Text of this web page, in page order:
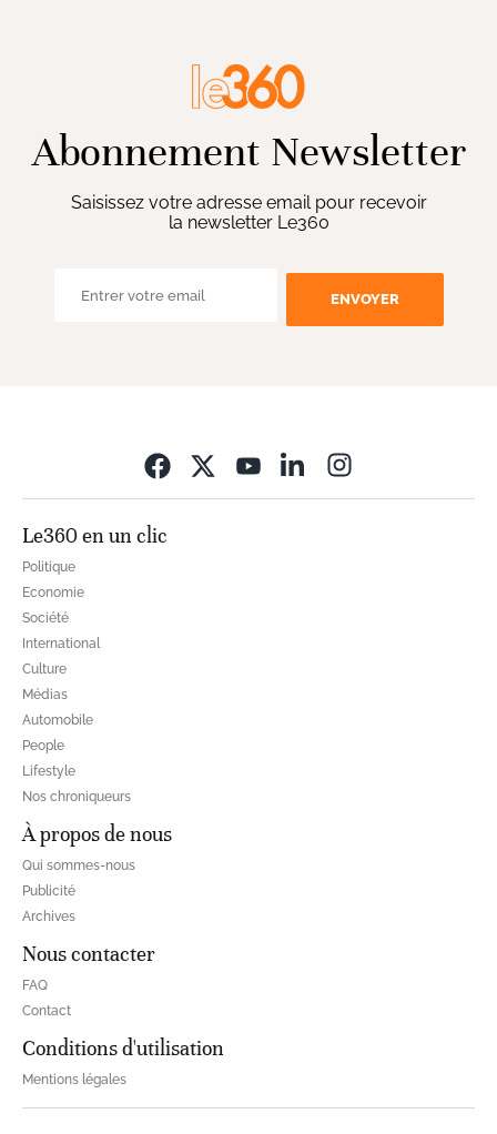
Abonnement Newsletter
Saisissez votre adresse email pour recevoir
la newsletter Le360
ENVOYER
Le360 en un clic
Politique
Economie
Société
International
Culture
Médias
Automobile
People
Lifestyle
Nos chroniqueurs
À propos de nous
Qui sommes-nous
Publicité
Archives
Nous contacter
FAQ
Contact
Conditions d'utilisation
Mentions légales